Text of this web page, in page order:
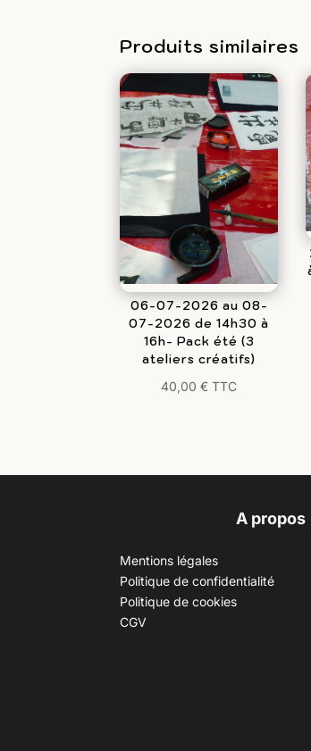
Produits similaires
06-07-2026 au 08-
07-2026 de 14h30 à
16h- Pack été (3
ateliers créatifs)
40,00€ TTC
A propos
Mentions légales
Politique de confidentialité
Politique de cookies
CGV